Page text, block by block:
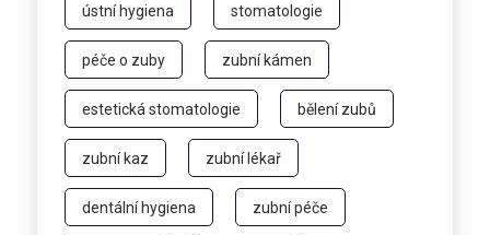
ústní hygiena stomatologie
péče o zuby zubní kámen
estetická stomatologie bělení zubů
zubní kaz zubní lékař
dentální hygiena zubní péče